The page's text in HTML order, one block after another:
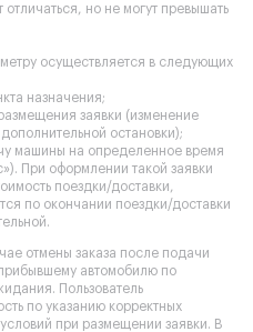
но не могут превышать
осуществляется в следующих
назначения;
заявки (изменение
остановки);
машины на определенное время
При оформлении такой заявки
поездки/доставки,
по окончании поездки/доставки
отмены заказа после подачи
автомобилю по
Пользователь
по указанию корректных
при размещении заявки. В